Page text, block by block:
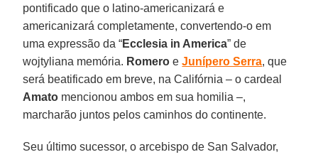
pontificado que o latino-americanizará e
americanizará completamente, convertendo-o em
uma expressão da “Ecclesia in America” de
wojtyliana memória. Romero eJunípero Serra, que
será beatificado em breve, na Califórnia – o cardeal
Amato mencionou ambos em sua homilia –,
marcharão juntos pelos caminhos do continente.
Seu último sucessor, o arcebispo de San Salvador,